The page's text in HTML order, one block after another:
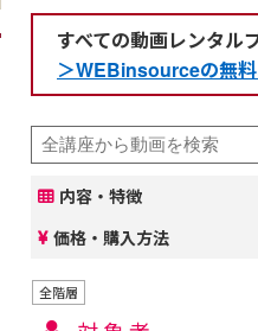
すべての動画レンタル
＞WEBinsourceの無料
内容・特徴
価格・購入方法
全階層